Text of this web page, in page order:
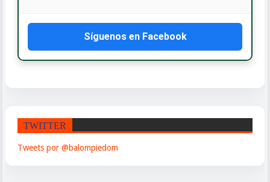
Síguenos en Facebook
TWITTER
Tweets por @balompiedom